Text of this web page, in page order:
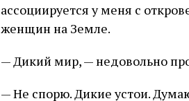
ассоциируется у меня с
женщин на Земле.
— Дикий мир, — недовольно
— Не спорю. Дикие устои.